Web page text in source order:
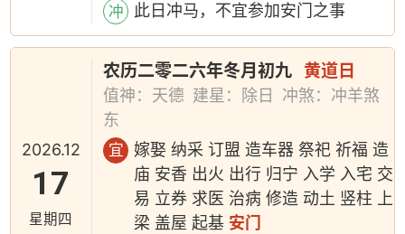
冲 此日冲马，不宜参加安门之事
2026.12
17
星期四
农历二零二六年冬月初九 黄道日
值神：天德 建星：除日
冲煞：冲羊煞
东
宜
嫁娶 纳采 订盟 造车器 祭祀 祈福 造
庙 安香 出火 出行 归宁 入学 入宅 交
易 立券 求医 治病 修造 动土 竖柱 上
梁 盖屋 起基 安门